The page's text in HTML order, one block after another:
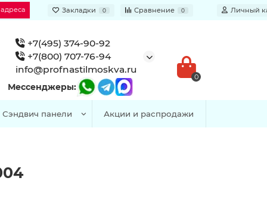
Закладки 0 Сравнение 0 Личный
+7(495) 374-90-92
+7(800) 707-76-94
info@profnastilmoskva.ru
Мессенджеры:
0
Сэндвич панели Акции и распродажи